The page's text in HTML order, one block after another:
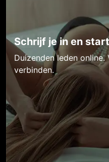
Schrijf je in en
Duizenden leden
verbinden.